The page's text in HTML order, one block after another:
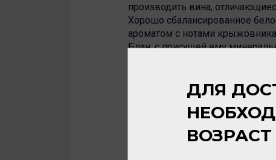
производить вина,
Хорошо сбалансированное
ароматом с нотами
Блан, с присущей ему
дубовой бочке,
качестве гастрономического
гриле и зрелые сыры.
года обладает
смородины и специй. Это
ДЛЯ
ВОЗРАСТ